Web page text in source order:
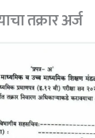
तक्रार अर्ज